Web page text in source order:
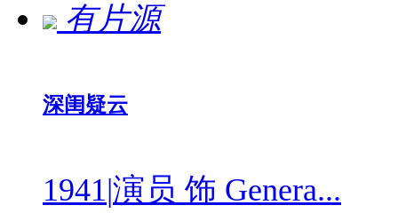
有片源
深闺疑云
1941|演员 饰 Genera...